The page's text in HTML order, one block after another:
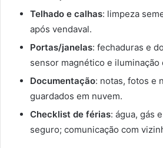
Telhado e calhas: limpeza
após vendaval.
Portas/janelas: fechaduras e
sensor magnético e iluminação
Documentação: notas, fotos e
guardados em nuvem.
Checklist de férias: água, gás
seguro; comunicação com